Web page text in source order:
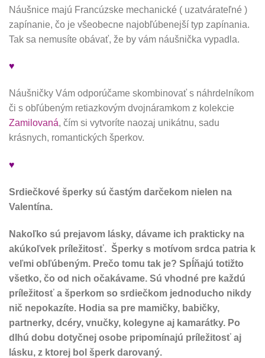
Náušnice majú Francúzske mechanické ( uzatvárateľné )
zapínanie, čo je všeobecne najobľúbenejší typ zapínania.
Tak sa nemusíte obávať, že by vám náušnička vypadla.
♥
Náušničky Vám odporúčame skombinovať s náhrdelníkom
či s obľúbeným retiazkovým dvojnáramkom z kolekcie
Zamilovaná, čím si vytvoríte naozaj unikátnu, sadu
krásnych, romantických šperkov.
♥
Srdiečkové šperky sú častým darčekom nielen na
Valentína.
Nakoľko sú prejavom lásky, dávame ich prakticky na
akúkoľvek príležitosť. Šperky s motívom srdca patria k
veľmi obľúbeným. Prečo tomu tak je? Spĺňajú totižto
všetko, čo od nich očakávame. Sú vhodné pre každú
príležitosť a šperkom so srdiečkom jednoducho nikdy
nič nepokazíte. Hodia sa pre mamičky, babičky,
partnerky, dcéry, vnučky, kolegyne aj kamarátky. Po
dlhú dobu dotyčnej osobe pripomínajú príležitosť aj
lásku, z ktorej bol šperk darovaný.